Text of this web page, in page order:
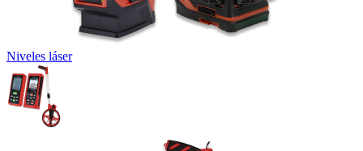
Niveles láser